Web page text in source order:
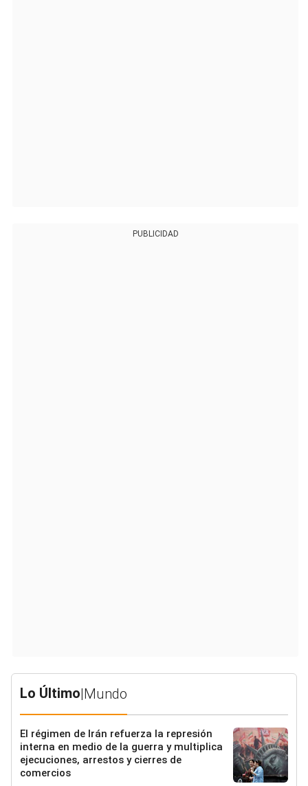
PUBLICIDAD
Lo Último|Mundo
El régimen de Irán refuerza la represión
interna en medio de la guerra y multiplica
ejecuciones, arrestos y cierres de
comercios